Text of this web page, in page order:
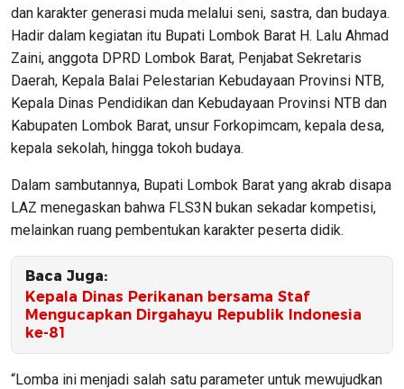
dan karakter generasi muda melalui seni, sastra, dan budaya.
Hadir dalam kegiatan itu Bupati Lombok Barat H. Lalu Ahmad
Zaini, anggota DPRD Lombok Barat, Penjabat Sekretaris
Daerah, Kepala Balai Pelestarian Kebudayaan Provinsi NTB,
Kepala Dinas Pendidikan dan Kebudayaan Provinsi NTB dan
Kabupaten Lombok Barat, unsur Forkopimcam, kepala desa,
kepala sekolah, hingga tokoh budaya.
Dalam sambutannya, Bupati Lombok Barat yang akrab disapa
LAZ menegaskan bahwa FLS3N bukan sekadar kompetisi,
melainkan ruang pembentukan karakter peserta didik.
Baca Juga:
Kepala Dinas Perikanan bersama Staf
Mengucapkan Dirgahayu Republik Indonesia
ke-81
“Lomba ini menjadi salah satu parameter untuk mewujudkan